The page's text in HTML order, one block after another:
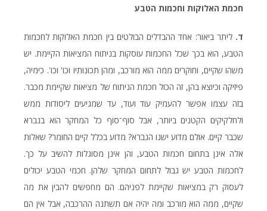
חכמת האלוקות וחכמות הטבע
ד. ליתר ביאור: אחד ההבדלים הבולטים בין חכמת האלוקות לחכמות
הטבע, הוא בכך שכל החכמות עוסקות בניתוח המציאות הקיימת. יש
משהו שקיים, וחוקרים ממה הוא מורכב, ומהן תכונותיו וכו' וכו'. כימיה,
פיזיקה וכיוצא בהן, זה הכול חכמת הניתוח של מציאות שקיימת מכבר.
בזה עצמו אפשר להעמיק עוד ועוד, עד שמגיעים ליסודות ממש
ולחלקיקים הקטנים ביותר, אבל סוף־סוף כל המחקר הוא בנברא
שכבר קיים. אולם מדוע ישנו הנברא? מדוע בכלל קיים החומר? שאלות
אלה אינן בתחום חכמות הטבע, והן אינן מסוגלות להשיב על כך.
לחכמות הטבע יש גבול לתחום המחקר שלהן. חכמי הטבע יכולים
לעסוק רק במציאות שקיימת לפניהם. הם מחפשים להבין את מה
שקיים, ממה הוא מורכב ומה יהיה אם תשתנה ההרכבה, אבל אין הם